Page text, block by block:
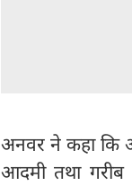
अनवर ने कहा कि
आदमी तथा गरीब